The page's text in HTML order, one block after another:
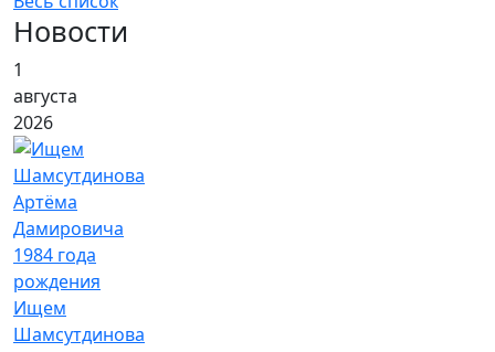
Новости
1
августа
2026
Ищем
Шамсутдинова